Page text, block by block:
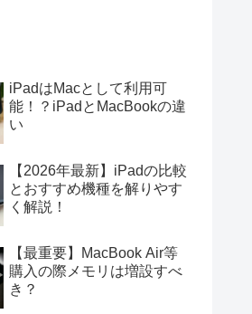
iPadはMacとして利用可
能！？iPadとMacBookの違
い
【2026年最新】iPadの比較
とおすすめ機種を解りやす
く解説！
【最重要】MacBook Air等
購入の際メモリは増設すべ
き？